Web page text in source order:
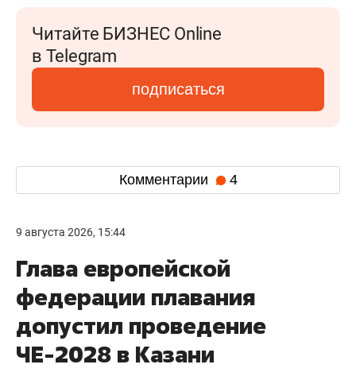
Читайте БИЗНЕС Online
в Telegram
подписаться
Комментарии 4
9 августа 2026, 15:44
Глава европейской
федерации плавания
допустил проведение
ЧЕ-2028 в Казани